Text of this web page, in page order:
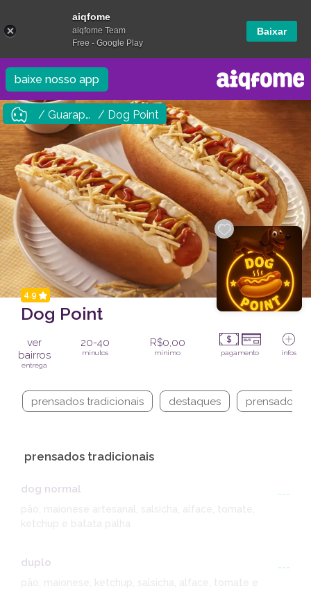
baixe nosso app
/ Guarapuava / Dog Point
4.9
Dog Point
ver
bairros
entrega
20-40
minutos
R$0,00
mínimo pagamento infos
prensados tradicionais destaques prensados
prensados tradicionais
dog normal
---
pão, maionese artesanal, salsicha, alface, tomate,
ketchup e batata palha
duplo
---
pão, maionese, ketchup, salsicha, alface, tomate e
aiqfome
aiqfome Team
Free - Google Play
Baixar